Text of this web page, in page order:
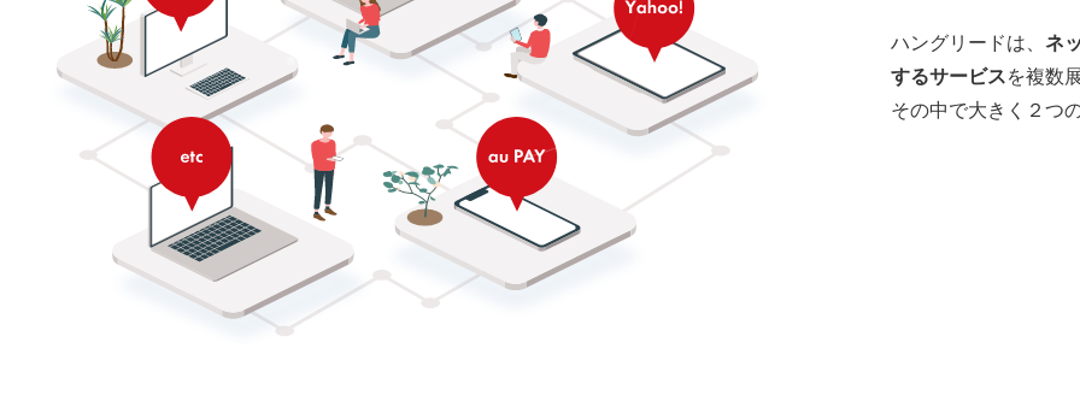
ハングリードは、ネ
するサービスを複数
その中で大きく２つ